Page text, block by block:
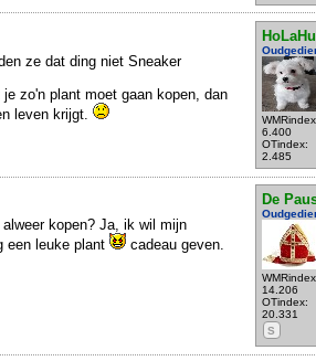
HoLaHu
6.400
OTindex:
2.485
ze dat ding niet Sneaker
zo'n plant moet gaan kopen, dan
leven krijgt.
De
14.206
OTindex:
20.331
S
kopen? Ja, ik wil mijn
een leuke plant cadeau geven.